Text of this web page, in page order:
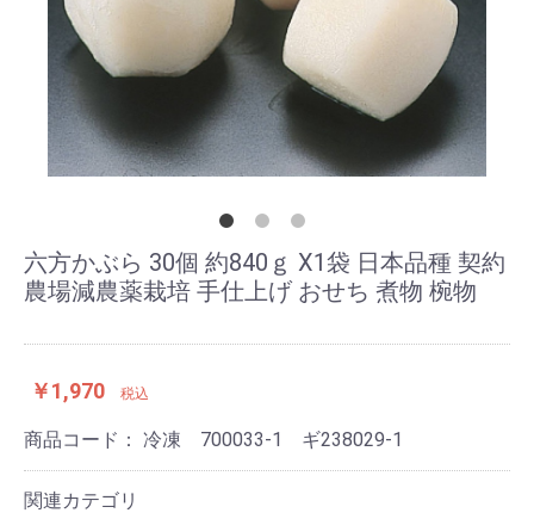
六方かぶら 30個 約840ｇ X1袋 日本品種 契約
農場減農薬栽培 手仕上げ おせち 煮物 椀物
￥1,970 税込
商品コード： 冷凍 700033-1 ギ238029-1
関連カテゴリ